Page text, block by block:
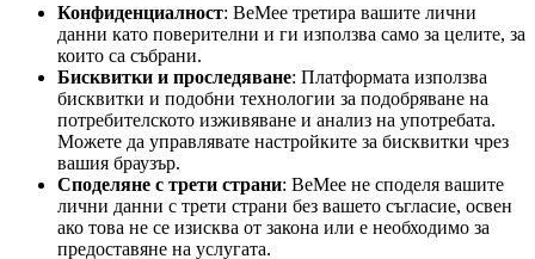
Конфиденциалност: BeMee третира вашите лични
данни като поверителни и ги използва само за целите, за
които са събрани.
Бисквитки и проследяване: Платформата използва
бисквитки и подобни технологии за подобряване на
потребителското изживяване и анализ на употребата.
Можете да управлявате настройките за бисквитки чрез
вашия браузър.
Споделяне с трети страни: BeMee не споделя вашите
лични данни с трети страни без вашето съгласие, освен
ако това не се изисква от закона или е необходимо за
предоставяне на услугата.